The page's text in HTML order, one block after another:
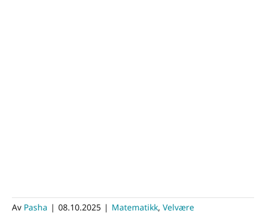
Av Pasha | 08.10.2025 | Matematikk, Velvære